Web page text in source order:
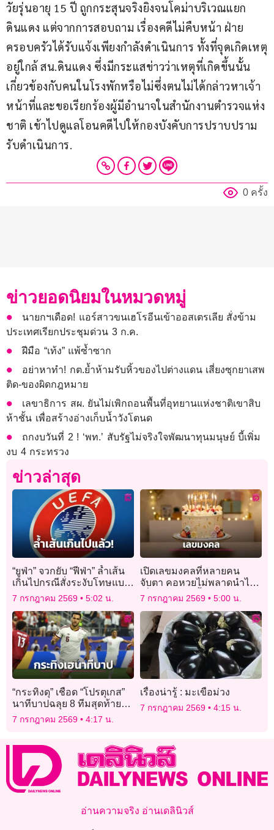
วัยรุ่นอายุ 15 ปี ถูกกระสุนจริงยิงจนโคม่าบริเวณแยก
ดินแดง แต่จากการสอบถาม เรื่องคดีไม่คืบหน้า ฝ่าย
ครอบครัวได้รับแจ้งเพียงกำลังดำเนินการ ทั้งที่จุดเกิดเหตุ
อยู่ใกล้ สน.ดินแดง ซึ่งมีกระแสข่าวว่าเหตุที่เกิดขึ้นนั้น
เกี่ยวข้องกับคนในโรงพักหรือไม่ซึ่งตนไม่ได้กล่าวหาเจ้า
หน้าที่และขอเรียกร้องผู้มีอำนาจในสำนักงานตำรวจแห่ง
ชาติ เข้าไปดูแลโอนคดีไปให้กองบังคับการปราบปราม
รับดำเนินการ.
0 ครั้ง
ข่าวยอดนิยมในหมวดหมู่
นายกฯเดือด! แอร์สาวขนเฮโรอีนเข้าออสเตรเลีย สั่งข้าม
ประเทศเรียกประชุมด่วน 3 ก.ค.
ฝีมือ “เท้ง” แพ้ซ้ำซาก
อย่าหาทำ! กต.ย้ำห้ามรับหิ้วของไปต่างแดน เสี่ยงซุกยาเสพ
ติด-ของผิดกฎหมาย
เลขาธิการ สผ. ยันไม่เพิกถอนพื้นที่อุทยานแห่งชาติเขาสิบ
ห้าชั้น เพื่อสร้างอ่างเก็บน้ำวังโตนด
ถกงบวันที่ 2 ! ‘พท.’ สับรัฐไม่จริงใจพัฒนาทุนมนุษย์ บี้เพิ่ม
งบ 4 กระทรวง
ข่าวล่าสุด
“ยูฟ่า” จวกยับ “ฟีฟ่า” ล้ำเส้น
เกินไปกรณีสั่งระงับโทษแบน
“บาโลกุน”
7 กรกฎาคม 2569 5:02 น.
เปิดเลขมงคลที่หลายคน
จับตา คอหวยไม่พลาดนำไป
เสี่ยงโชคงวดนี้
7 กรกฎาคม 2569 5:00 น.
“กระทิงดุ” เชือด “โปรตุเกส”
นาทีบาปฉลุย 8 ทีมสุดท้าย
บอลโลก
7 กรกฎาคม 2569 4:17 น.
เรื่องน่ารู้ : มะเขือม่วง
7 กรกฎาคม 2569 4:15 น.
อ่านความจริง อ่านเดลินิวส์